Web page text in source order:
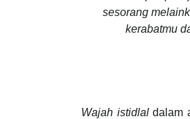
sesorang
kerabatmu
Wajah istidlaldalam